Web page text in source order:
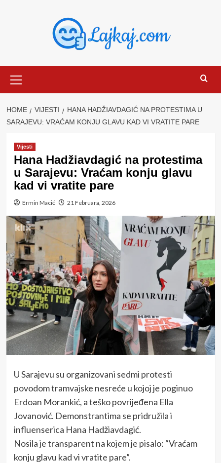
Menu
HOME VIJESTI
HANA HADŽIAVDAGIĆ NA PROTESTIMA U
SARAJEVU: VRAĆAM KONJU GLAVU KAD VI VRATITE PARE
Vijesti
Hana Hadžiavdagić na protestima
u Sarajevu: Vraćam konju glavu
kad vi vratite pare
Ermin Macić 21 Februara, 2026
U Sarajevu su organizovani sedmi protesti
povodom tramvajske nesreće u kojoj je poginuo
Erdoan Morankić, a teško povrijeđena Ella
Jovanović. Demonstrantima se pridružila i
influenserica Hana Hadžiavdagić.
Nosila je transparent na kojem je pisalo: “Vraćam
konju glavu kad vi vratite pare”.